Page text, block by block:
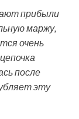
прибыли
маржу,
очень
после
эту